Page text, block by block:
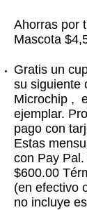
Ahorras por
Mascota
Gratis un
su siguiente
Microchip ,
ejemplar.
pago con
Estas
con Pay
$600.00
(en efectivo
no incluye